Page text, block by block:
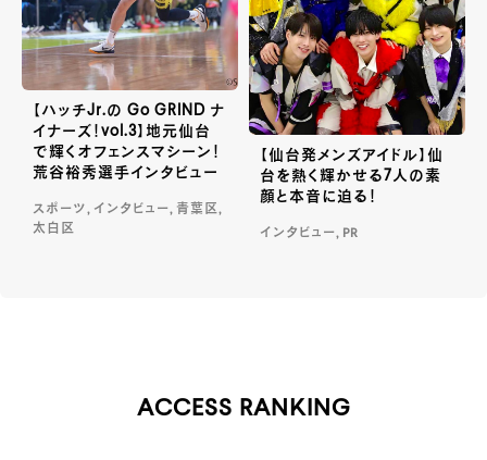
【ハッチJr.の Go GRIND ナ
イナーズ！vol.3】地元仙台
で輝くオフェンスマシーン！
荒谷裕秀選手インタビュー
スポーツ, インタビュー, 青葉区,
太白区
【仙台発メンズアイドル】仙
台を熱く輝かせる7人の素
顔と本音に迫る！
インタビュー, PR
ACCESS RANKING